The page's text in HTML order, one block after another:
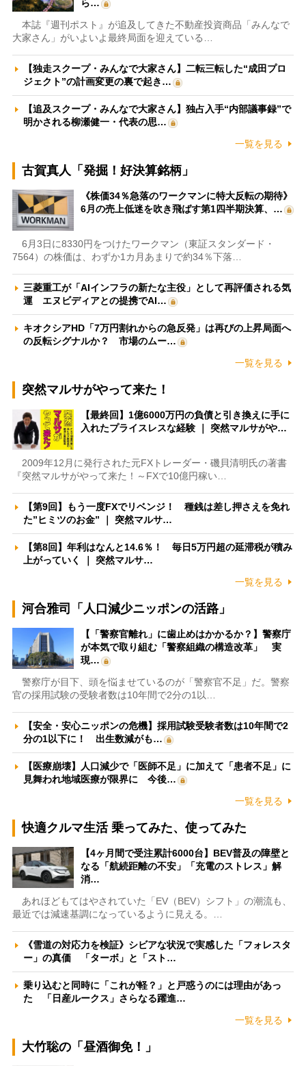
ら…
本誌『週刊ポスト』が追及してきた不動産投資商品「みんなで
大家さん」がいよいよ最終局面を迎えている…
【独走スクープ・みんなで大家さん】二転三転した“成田プロ
ジェクト”の計画変更の裏で起き…
【追及スクープ・みんなで大家さん】独占入手“内部議事録”で
明かされる柳瀬健一・代表の思…
一覧を見る
古賀真人「発掘！好決算銘柄」
《株価34％急落のワークマンに特大反転の期待》
6月の売上低迷を吹き飛ばす第1四半期決算、…
6月3日に8330円をつけたワークマン（東証スタンダード・
7564）の株価は、わずか1カ月あまりで約34％下落…
三菱重工が「AIインフラの新たな主役」として再評価される気
運 エヌビディアとの提携でAI…
キオクシアHD「7万円割れからの急反発」は再びの上昇局面へ
の反転シグナルか？ 市場のムー…
一覧を見る
突然マルサがやって来た！
【最終回】1億6000万円の負債と引き換えに手に
入れたプライスレスな経験 ｜ 突然マルサがや…
2009年12月に発行された元FXトレーダー・磯貝清明氏の著書
『突然マルサがやって来た！～FXで10億円稼い…
【第9回】もう一度FXでリベンジ！ 種銭は差し押さえを免れ
た”ヒミツのお金” ｜ 突然マルサ…
【第8回】年利はなんと14.6％！ 毎日5万円超の延滞税が積み
上がっていく ｜ 突然マルサ…
一覧を見る
河合雅司「人口減少ニッポンの活路」
【「警察官離れ」に歯止めはかかるか？】警察庁
が本気で取り組む「警察組織の構造改革」 実
現…
警察庁が目下、頭を悩ませているのが「警察官不足」だ。警察
官の採用試験の受験者数は10年間で2分の1以…
【安全・安心ニッポンの危機】採用試験受験者数は10年間で2
分の1以下に！ 出生数減がも…
【医療崩壊】人口減少で「医師不足」に加えて「患者不足」に
見舞われ地域医療が限界に 今後…
一覧を見る
快適クルマ生活 乗ってみた、使ってみた
【4ヶ月間で受注累計6000台】BEV普及の障壁と
なる「航続距離の不安」「充電のストレス」解
消…
あれほどもてはやされていた「EV（BEV）シフト」の潮流も、
最近では減速基調になっているように見える。…
《雪道の対応力を検証》シビアな状況で実感した「フォレスタ
ー」の真価 「ターボ」と「スト…
乗り込むと同時に「これが軽？」と戸惑うのには理由があっ
た 「日産ルークス」さらなる躍進…
一覧を見る
大竹聡の「昼酒御免！」